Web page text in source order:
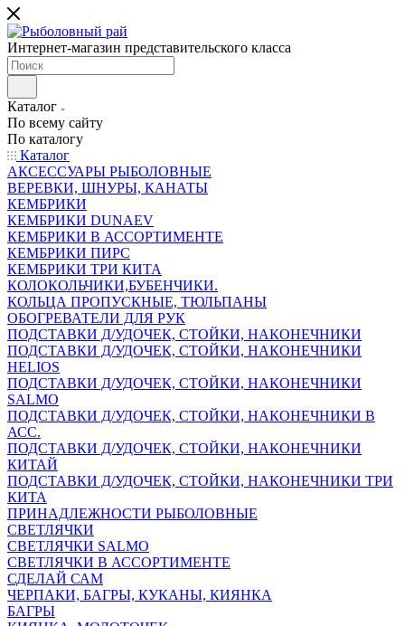
Интернет-магазин представительского класса
Каталог
По всему сайту
По каталогу
Каталог
АКСЕССУАРЫ РЫБОЛОВНЫЕ
ВЕРЕВКИ, ШНУРЫ, КАНАТЫ
КЕМБРИКИ
КЕМБРИКИ DUNAEV
КЕМБРИКИ В АССОРТИМЕНТЕ
КЕМБРИКИ ПИРС
КЕМБРИКИ ТРИ КИТА
КОЛОКОЛЬЧИКИ,БУБЕНЧИКИ.
КОЛЬЦА ПРОПУСКНЫЕ, ТЮЛЬПАНЫ
ОБОГРЕВАТЕЛИ ДЛЯ РУК
ПОДСТАВКИ Д/УДОЧЕК, СТОЙКИ, НАКОНЕЧНИКИ
ПОДСТАВКИ Д/УДОЧЕК, СТОЙКИ, НАКОНЕЧНИКИ
HELIOS
ПОДСТАВКИ Д/УДОЧЕК, СТОЙКИ, НАКОНЕЧНИКИ
SALMO
ПОДСТАВКИ Д/УДОЧЕК, СТОЙКИ, НАКОНЕЧНИКИ В
АСС.
ПОДСТАВКИ Д/УДОЧЕК, СТОЙКИ, НАКОНЕЧНИКИ
КИТАЙ
ПОДСТАВКИ Д/УДОЧЕК, СТОЙКИ, НАКОНЕЧНИКИ ТРИ
КИТА
ПРИНАДЛЕЖНОСТИ РЫБОЛОВНЫЕ
СВЕТЛЯЧКИ
СВЕТЛЯЧКИ SALMO
СВЕТЛЯЧКИ В АССОРТИМЕНТЕ
СДЕЛАЙ САМ
ЧЕРПАКИ, БАГРЫ, КУКАНЫ, КИЯНКА
БАГРЫ